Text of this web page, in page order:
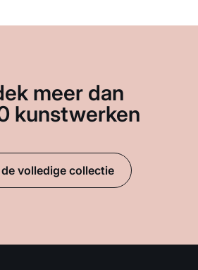
meer dan
kunstwerken
volledige collectie